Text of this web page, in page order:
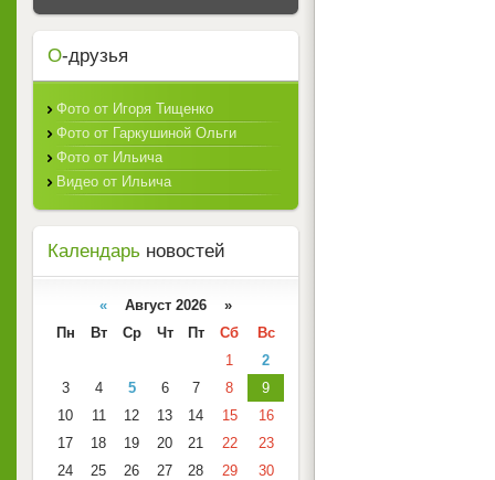
О-друзья
Фото от Игоря Тищенко
Фото от Гаркушиной Ольги
Фото от Ильича
Видео от Ильича
Календарь новостей
« Август 2026 »
Пн
Вт Ср Чт Пт Сб
Вс
1
2
3
4 5 6 7 8
9
10
11 12 13 14 15
16
17
18 19 20 21 22
23
24
25 26 27 28 29
30